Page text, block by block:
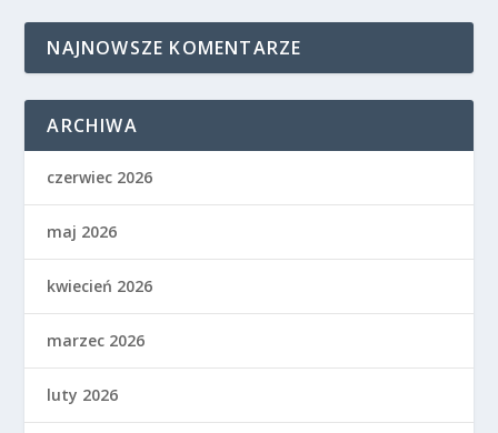
NAJNOWSZE KOMENTARZE
ARCHIWA
czerwiec 2026
maj 2026
kwiecień 2026
marzec 2026
luty 2026